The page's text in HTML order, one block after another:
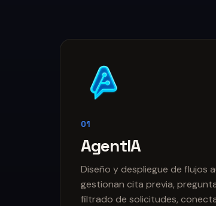
01
AgentIA
Diseño y despliegue de flujos
gestionan cita previa,
filtrado de solicitudes,